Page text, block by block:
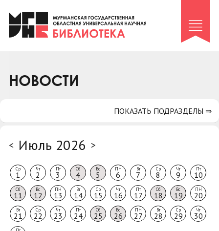
Клуб «Гиря и сельдерей»
Клуб «Семейный архив»
Коллегам
НОВОСТИ
< Июль 2026 >
Ср
1
Чт
2
Пт
3
Сб
4
Вс
5
ПН
6
Вт
7
Ср
8
Чт
9
Пт
10
Сб
11
Вс
12
ПН
13
Вт
14
Ср
15
Чт
16
Пт
17
Сб
18
Вс
19
ПН
20
Вт
21
Ср
22
Чт
23
Пт
24
Сб
25
Вс
26
ПН
27
Вт
28
Ср
29
Чт
30
ПОКАЗАТЬ ПОДРАЗДЕЛЫ ⇒